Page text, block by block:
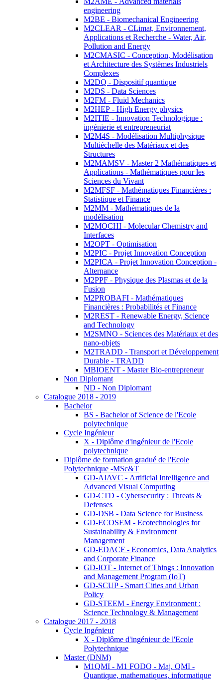
engineering
M2BE - Biomechanical Engineering
M2CLEAR - CLimat, Environnement,
Applications et Recherche - Water, Air,
Pollution and Energy
M2CMASIC - Conception, Modélisation
et Architecture des Systèmes Industriels
Complexes
M2DQ - Dispositif quantique
M2DS - Data Sciences
M2FM - Fluid Mechanics
M2HEP - High Energy physics
M2ITIE - Innovation Technologique :
ingénierie et entrepreneuriat
M2M4S - Modélisation Multiphysique
Multiéchelle des Matériaux et des
Structures
M2MAMSV - Master 2 Mathématiques et
Applications - Mathématiques pour les
Sciences du Vivant
M2MFSF - Mathématiques Financières :
Statistique et Finance
M2MM - Mathématiques de la
modélisation
M2MOCHI - Molecular Chemistry and
Interfaces
M2OPT - Optimisation
M2PIC - Projet Innovation Conception
M2PICA - Projet Innovation Conception -
Alternance
M2PPF - Physique des Plasmas et de la
Fusion
M2PROBAFI - Mathématiques
Financières : Probabilités et Finance
M2REST - Renewable Energy, Science
and Technology
M2SMNO - Sciences des Matériaux et des
nano-objets
M2TRADD - Transport et Développement
Durable - TRADD
MBIOENT - Master Bio-entrepreneur
Non Diplomant
ND - Non Diplomant
Catalogue 2018 - 2019
Bachelor
BS - Bachelor of Science de l'Ecole
polytechnique
Cycle Ingénieur
X - Diplôme d'ingénieur de l'Ecole
polytechnique
Diplôme de formation gradué de l'Ecole
Polytechnique -MSc&T
GD-AIAVC - Artificial Intelligence and
Advanced Visual Computing
GD-CTD - Cybersecurity : Threats &
Defenses
GD-DSB - Data Science for Business
GD-ECOSEM - Ecotechnologies for
Sustainability & Environment
Management
GD-EDACF - Economics, Data Analytics
and Corporate Finance
GD-IOT - Internet of Things : Innovation
and Management Program (IoT)
GD-SCUP - Smart Cities and Urban
Policy
GD-STEEM - Energy Environment :
Science Technology & Management
Catalogue 2017 - 2018
Cycle Ingénieur
X - Diplôme d'ingénieur de l'Ecole
Polytechnique
Master (DNM)
M1QMI - M1 FODQ - Maj. QMI -
Quantique, mathematiques, informatique